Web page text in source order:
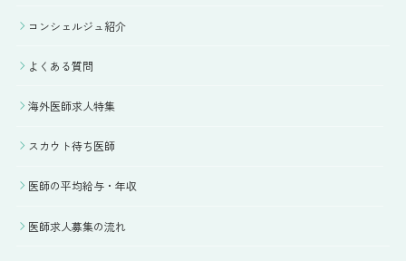
コンシェルジュ紹介
よくある質問
海外医師求人特集
スカウト待ち医師
医師の平均給与・年収
医師求人募集の流れ